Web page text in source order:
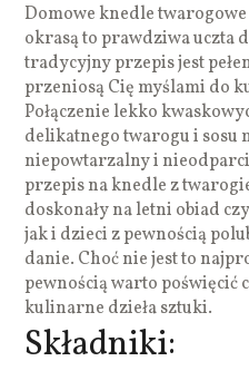
Domowe knedle
okrasą to prawdziwa uczta
tradycyjny przepis jest
przeniosą Cię myślami do
Połączenie lekko
delikatnego twarogu i sosu
niepowtarzalny i
przepis na knedle z
doskonały na letni obiad
jak i dzieci z pewnością
danie. Choć nie jest to
pewnością warto poświęcić
kulinarne dzieła sztuki.
Składniki: